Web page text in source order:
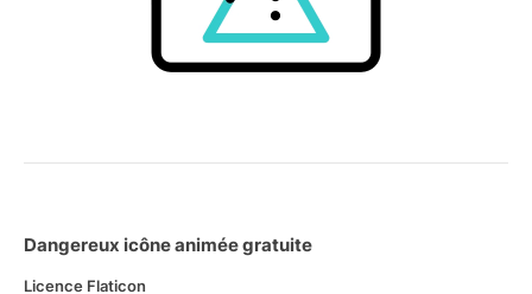
Dangereux icône animée gratuite
Licence Flaticon